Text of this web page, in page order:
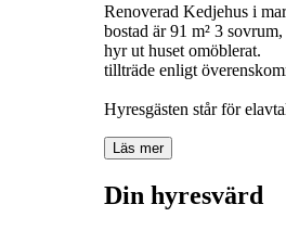
Renoverad Kedjehus i
bostad är 91 m² 3
hyr ut huset omöblerat.
tillträde enligt
Läs mer
Din hyresvärd